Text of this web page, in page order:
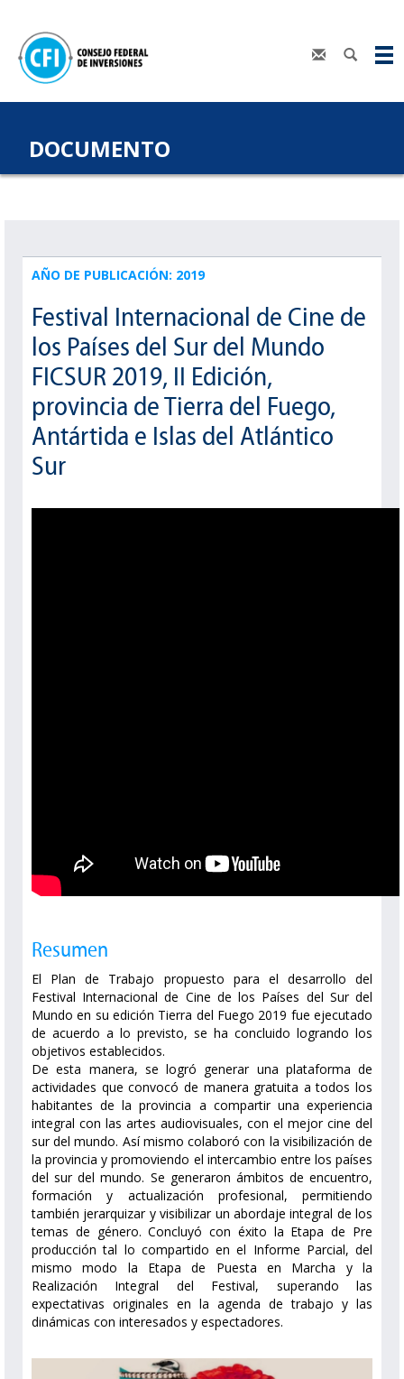
DOCUMENTO
AÑO DE PUBLICACIÓN: 2019
Festival Internacional de Cine de
los Países del Sur del Mundo
FICSUR 2019, II Edición,
provincia de Tierra del Fuego,
Antártida e Islas del Atlántico
Sur
Resumen
El Plan de Trabajo propuesto para el desarrollo del
Festival Internacional de Cine de los Países del Sur del
Mundo en su edición Tierra del Fuego 2019 fue ejecutado
de acuerdo a lo previsto, se ha concluido logrando los
objetivos establecidos.
De esta manera, se logró generar una plataforma de
actividades que convocó de manera gratuita a todos los
habitantes de la provincia a compartir una experiencia
integral con las artes audiovisuales, con el mejor cine del
sur del mundo. Así mismo colaboró con la visibilización de
la provincia y promoviendo el intercambio entre los países
del sur del mundo. Se generaron ámbitos de encuentro,
formación y actualización profesional, permitiendo
también jerarquizar y visibilizar un abordaje integral de los
temas de género. Concluyó con éxito la Etapa de Pre
producción tal lo compartido en el Informe Parcial, del
mismo modo la Etapa de Puesta en Marcha y la
Realización Integral del Festival, superando las
expectativas originales en la agenda de trabajo y las
dinámicas con interesados y espectadores.